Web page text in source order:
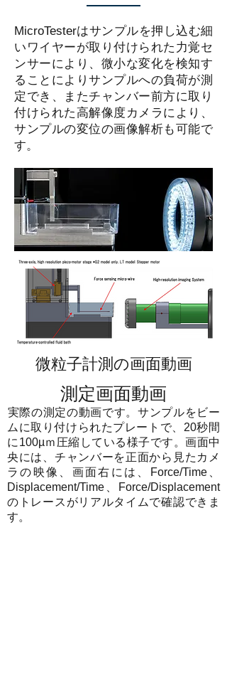
MicroTesterはサンプルを押し込む細
いワイヤーが取り付けられた力覚セ
ンサーにより、微小な変化を検知す
ることによりサンプルへの負荷が測
定でき、またチャンバー前方に取り
付けられた高解像度カメラにより、
サンプルの変位の画像解析も可能で
す。
​微粒子計測の画面動画
測定画面動画
​実際の測定の動画です。サンプルをビー
ムに取り付けられたプレートで、20秒間
に100µｍ圧縮している様子です。画面中
央には、チャンバーを正面から見たカメ
ラの映像、画面右には、Force/Time、
Displacement/Time、Force/Displacement
のトレースがリアルタイムで確認できま
す。